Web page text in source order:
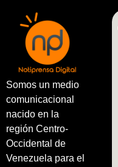
Somos un medio
comunicacional
nacido en la
región Centro-
Occidental de
Venezuela para el